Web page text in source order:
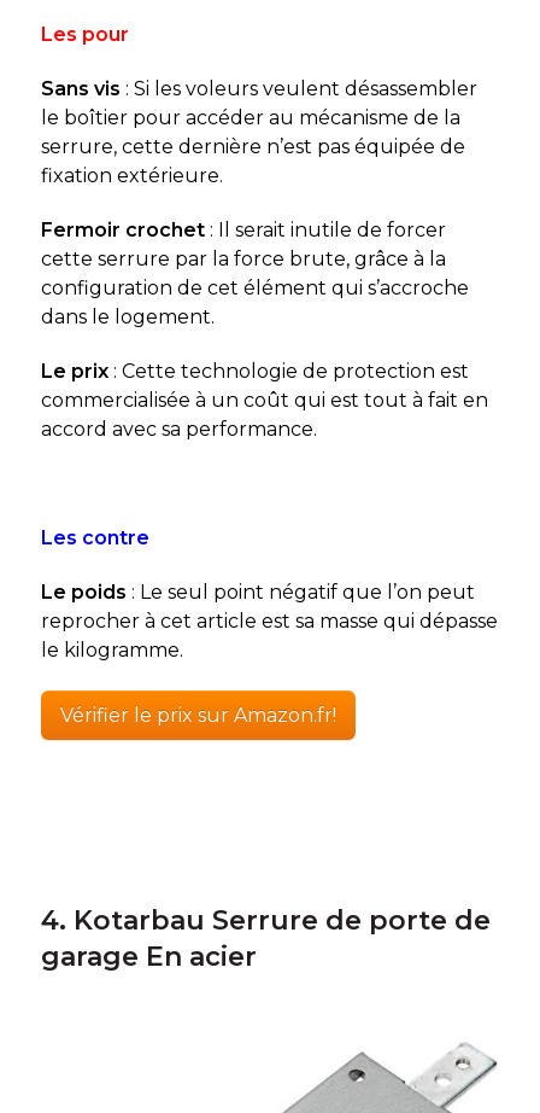
Les pour
Sans vis : Si les voleurs veulent désassembler
le boîtier pour accéder au mécanisme de la
serrure, cette dernière n’est pas équipée de
fixation extérieure.
Fermoir crochet: Il serait inutile de forcer
cette serrure par la force brute, grâce à la
configuration de cet élément qui s’accroche
dans le logement.
Le prix: Cette technologie de protection est
commercialisée à un coût qui est tout à fait en
accord avec sa performance.
Les contre
Le poids : Le seul point négatif que l’on peut
reprocher à cet article est sa masse qui dépasse
le kilogramme.
Vérifier le prix sur Amazon.fr!
4. Kotarbau Serrure de porte de
garage En acier